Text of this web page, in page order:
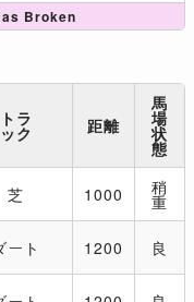
Broken
トラ
ック 距離
馬
場
状
態
芝 1000 稍
重
ート 1200 良